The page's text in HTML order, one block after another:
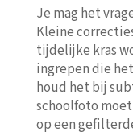
Je mag het
Kleine
tijdelijke kras
ingrepen die
houd het bij
schoolfoto
op een